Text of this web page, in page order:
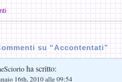
su “Accontentati”
ha scritto:
16th, 2010 alle 09:54